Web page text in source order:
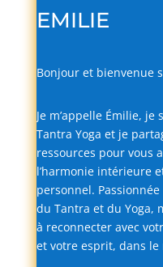
EMILIE
Bonjour et bienvenue
Je m’appelle Émilie, je
Tantra Yoga et je
ressources pour vous
l’harmonie intérieure
personnel. Passionnée
du Tantra et du Yoga,
à reconnecter avec
et votre esprit, dans le